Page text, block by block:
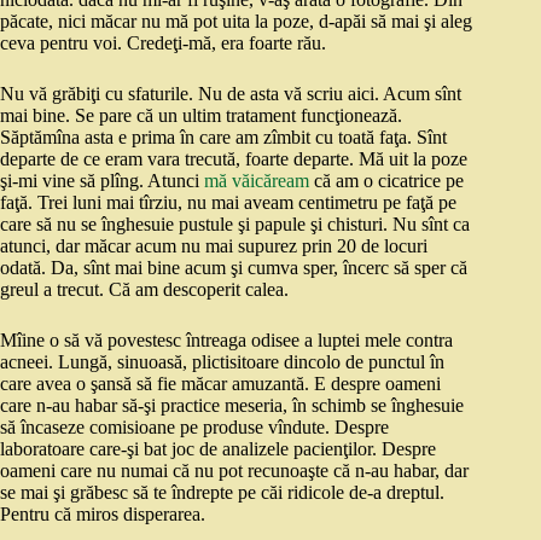
păcate, nici măcar nu mă pot uita la poze, d-apăi să mai şi aleg
ceva pentru voi. Credeţi-mă, era foarte rău.
Nu vă grăbiţi cu sfaturile. Nu de asta vă scriu aici. Acum sînt
mai bine. Se pare că un ultim tratament funcţionează.
Săptămîna asta e prima în care am zîmbit cu toată faţa. Sînt
departe de ce eram vara trecută, foarte departe. Mă uit la poze
şi-mi vine să plîng. Atunci mă văicăream că am o cicatrice pe
faţă. Trei luni mai tîrziu, nu mai aveam centimetru pe faţă pe
care să nu se înghesuie pustule şi papule şi chisturi. Nu sînt ca
atunci, dar măcar acum nu mai supurez prin 20 de locuri
odată. Da, sînt mai bine acum şi cumva sper, încerc să sper că
greul a trecut. Că am descoperit calea.
Mîine o să vă povestesc întreaga odisee a luptei mele contra
acneei. Lungă, sinuoasă, plictisitoare dincolo de punctul în
care avea o şansă să fie măcar amuzantă. E despre oameni
care n-au habar să-şi practice meseria, în schimb se înghesuie
să încaseze comisioane pe produse vîndute. Despre
laboratoare care-şi bat joc de analizele pacienţilor. Despre
oameni care nu numai că nu pot recunoaşte că n-au habar, dar
se mai şi grăbesc să te îndrepte pe căi ridicole de-a dreptul.
Pentru că miros disperarea.